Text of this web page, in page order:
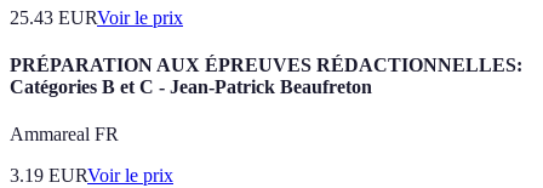
25.43 EURVoir le prix
PRÉPARATION AUX ÉPREUVES RÉDACTIONNELLES:
Catégories B et C - Jean-Patrick Beaufreton
Ammareal FR
3.19 EURVoir le prix